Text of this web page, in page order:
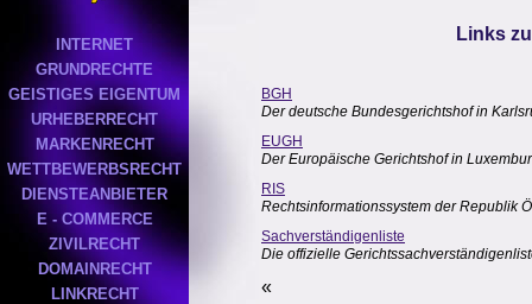
INTERNET
GRUNDRECHTE
GEISTIGES EIGENTUM
URHEBERRECHT
MARKENRECHT
WETTBEWERBSRECHT
DIENSTEANBIETER
E - COMMERCE
ZIVILRECHT
DOMAINRECHT
LINKRECHT
Links
BGH
Der deutsche Bundesgerichtshof in
EUGH
Der Europäische Gerichtshof in
RIS
Rechtsinformationssystem der Republik
Sachverständigenliste
Die offizielle
«